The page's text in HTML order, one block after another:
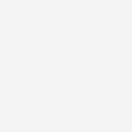
ermöglichen es, sie
berechnet die Solar inside von
der konventionellen Heizung genutzt
sowohl die
Heizlast rechnen als auch die
der Solaranlage überlassen.
Systeme im Angebot.
Potenziale. „Das bessere
mit Wärmepumpen auch im Hinblick
mittels Photovoltaik, Windstrom